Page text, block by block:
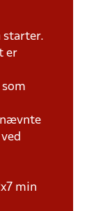
starter.
er
min